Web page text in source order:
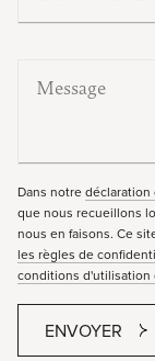
Dans notre
que nous recueillons
nous en faisons. Ce
les règles de
conditions d'utilisation
ENVOYER